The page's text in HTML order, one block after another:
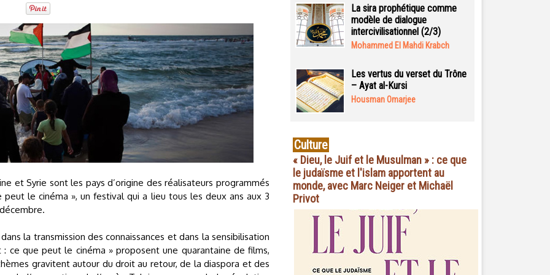
et Syrie sont les pays d’origine des réalisateurs programmés
le cinéma », un festival qui a lieu tous les deux ans aux 3
la transmission des connaissances et dans la sensibilisation
ce que peut le cinéma » proposent une quarantaine de films,
gravitent autour du droit au retour, de la diaspora et des
La sira prophétique comme
modèle de dialogue
intercivilisationnel (2/3)
Mohammed El Mahdi Krabch
Les vertus du verset du Trône
– Ayat al-Kursi
Housman Omarjee
Culture
« Dieu, le Juif et le Musulman » : ce que
le judaïsme et l'islam apportent au
monde, avec Marc Neiger et Michaël
Privot